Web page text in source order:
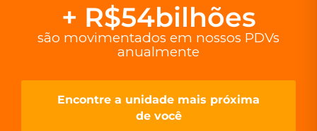
são movimentados em nossos PDVs
anualmente
+ R$54bilhões
Encontre a unidade mais próxima
de você